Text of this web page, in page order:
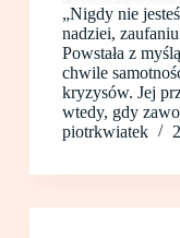
„Nigdy nie
nadziei,
Powstała z
chwile
kryzysów. Jej
wtedy, gdy
piotrkwiatek